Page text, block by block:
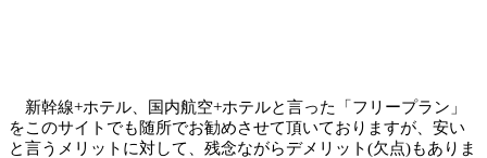
新幹線+ホテル、国内航空+ホテルと言った「フリープラン」
をこのサイトでも随所でお勧めさせて頂いておりますが、安い
と言うメリットに対して、残念ながらデメリット(欠点)もありま